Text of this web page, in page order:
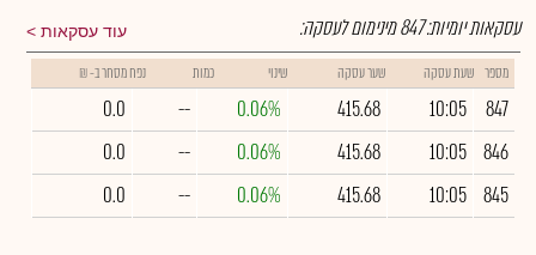
עוד עסקאות עסקאות יומיות:847מינימום לעסקה:
מספר שעת עסקה שער עסקה שינוי כמות נפח מסחר ב- ₪
847
10:05
415.68
0.06%
--
0.0
846
10:05
415.68
0.06%
--
0.0
845
10:05
415.68
0.06%
--
0.0